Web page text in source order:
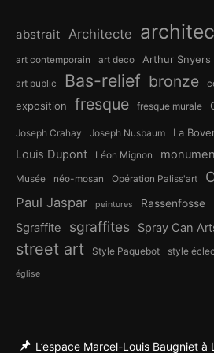
abstrait Architecte
art contemporain art deco Arthur Snyers
art public Bas-relief bronze
exposition fresque fresque murale
Joseph Crahay Joseph Nusbaum La
Louis Dupont Léon Mignon
Musée néo-mosan Opération Paliss'art
Paul Jaspar peintures Rassenfosse
Sgraffite sgraffites Spray Can
street art Style Paquebot style
église
L’espace Marcel-Louis Baugniet à